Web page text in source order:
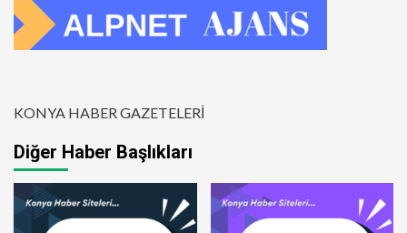
KONYA HABER GAZETELERİ
Diğer Haber Başlıkları